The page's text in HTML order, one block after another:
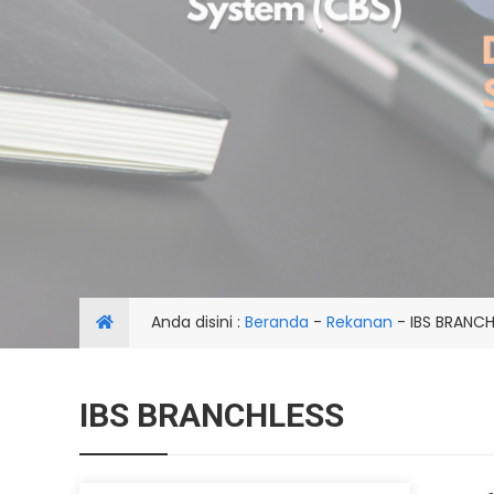
Anda disini : Beranda - Rekanan - IBS
IBS BRANCHLESS